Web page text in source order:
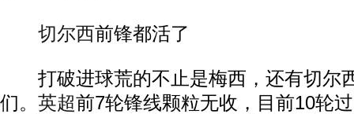
切尔西前锋都活了
打破进球荒的不止是梅西，还有切尔
们。 英超前7轮锋线颗粒无收，目前10轮